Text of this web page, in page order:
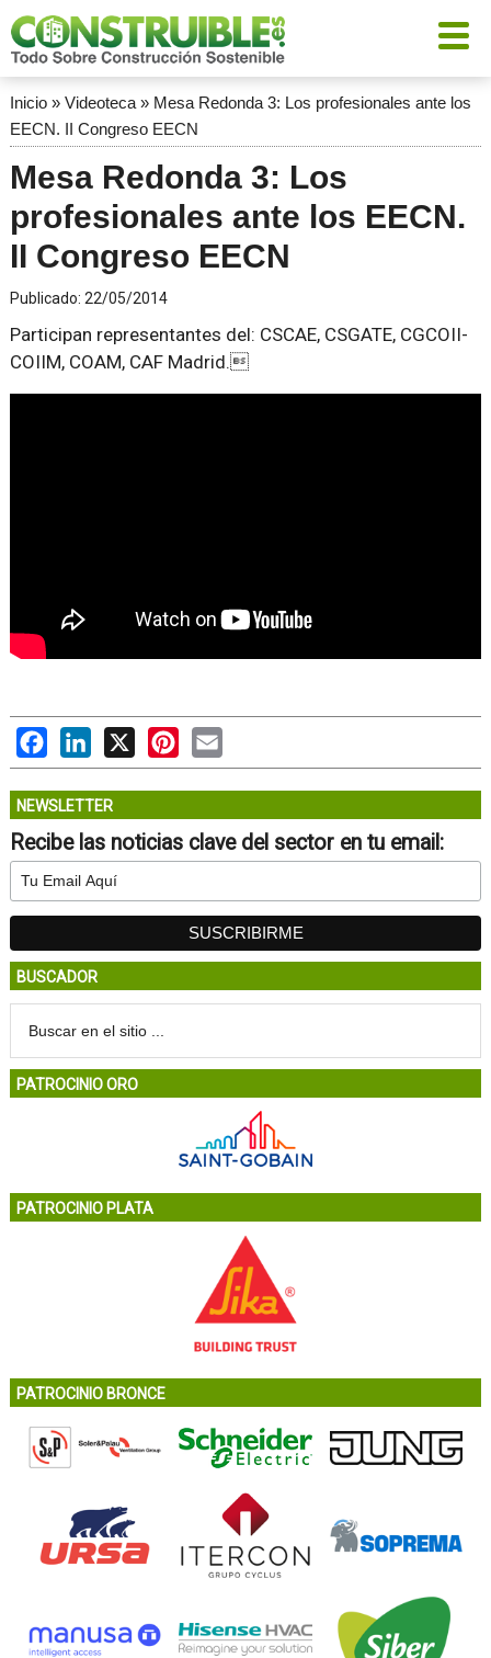
Inicio» Videoteca» Mesa Redonda 3: Los profesionales ante los
EECN. II Congreso EECN
Mesa Redonda 3: Los
profesionales ante los EECN.
II Congreso EECN
Publicado: 22/05/2014
Participan representantes del: CSCAE, CSGATE, CGCOII-
COIIM, COAM, CAF Madrid.
FacebookLinkedIn
X PinterestEmail
NEWSLETTER
Recibe las noticias clave del sector en tu email:
BUSCADOR
PATROCINIO ORO
PATROCINIO PLATA
PATROCINIO BRONCE